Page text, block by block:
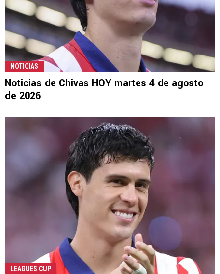
NOTICIAS
Noticias de Chivas HOY martes 4 de agosto
de 2026
LEAGUES CUP